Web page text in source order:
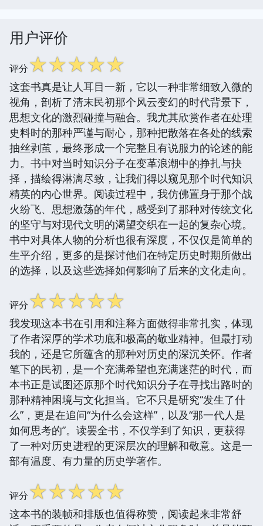
用户评价
评分☆☆☆☆☆
这套书真是让人耳目一新，它以一种非常细致入微的
视角，剖析了清末民初那个风云变幻的时代背景下，
思想文化的激烈碰撞与融合。我尤其欣赏作者在处理
史料时的那种严谨与耐心，那种把散落在各处的线索
抽丝剥茧，最终形成一个完整且有说服力的论述的能
力。书中对当时知识分子在变革浪潮中的挣扎与抉
择，描绘得淋漓尽致，让我们得以窥见那个时代知识
精英的内心世界。阅读过程中，我仿佛置身于那个战
火纷飞、思想激荡的年代，感受到了那种对传统文化
的坚守与对现代文明的渴望交织在一起的复杂心境。
书中对具体人物的分析也很有深度，不仅仅是简单的
生平介绍，更多的是探讨他们在特定历史时期所做出
的选择，以及这些选择如何影响了后来的文化走向。
评分☆☆☆☆☆
我发现这本书在引用和注释方面做得非常扎实，体现
了作者深厚的学术功底和极高的敬业精神。但最打动
我的，还是它所蕴含的那种对历史的深沉关怀。作者
笔下的民初，是一个充满希望也充满迷茫的时代，而
本书正是试图还原那个时代知识分子在寻找出路时的
那种精神困境与文化担当。它不只是研究“发生了什
么”，更是在追问“为什么会这样”，以及“那一代人是
如何思考的”。读罢全书，不仅学到了知识，更获得
了一种对历史进程的更深层次的理解和敬意。这是一
部有温度、有力量的历史学著作。
评分☆☆☆☆☆
这本书的装帧和排版也值得称赞，阅读起来非常舒